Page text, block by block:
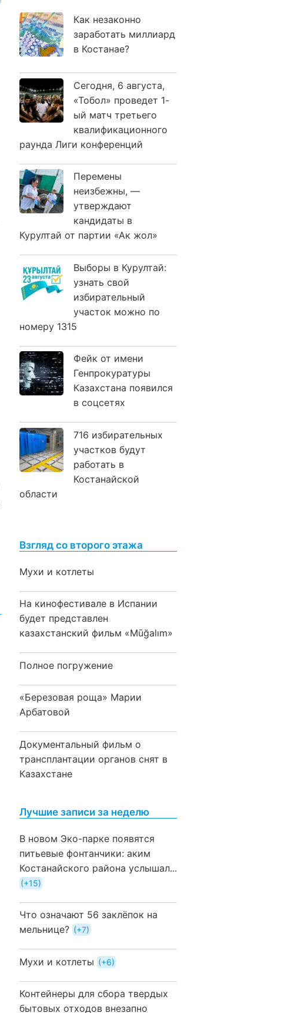
Как незаконно
заработать миллиард
в Костанае?
Сегодня, 6 августа,
«Тобол» проведет 1-
ый матч третьего
квалификационного
раунда Лиги конференций
Перемены
неизбежны, —
утверждают
кандидаты в
Курултай от партии «Ак жол»
Выборы в Курултай:
узнать свой
избирательный
участок можно по
номеру 1315
Фейк от имени
Генпрокуратуры
Казахстана появился
в соцсетях
716 избирательных
участков будут
работать в
Костанайской
области
Взгляд со второго этажа
Мухи и котлеты
На кинофестивале в Испании
будет представлен
казахстанский фильм «Mūğalım»
Полное погружение
«Березовая роща» Марии
Арбатовой
Документальный фильм о
трансплантации органов снят в
Казахстане
Лучшие записи за неделю
В новом Эко-парке появятся
питьевые фонтанчики: аким
Костанайского района услышал...
+15
Что означают 56 заклёпок на
мельнице?
+7
Мухи и котлеты +6
Контейнеры для сбора твердых
бытовых отходов внезапно